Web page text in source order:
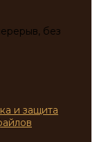
без
и защита